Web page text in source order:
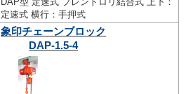
定速式 横行：手押式
象印チェーンブロック
DAP-1.5-4